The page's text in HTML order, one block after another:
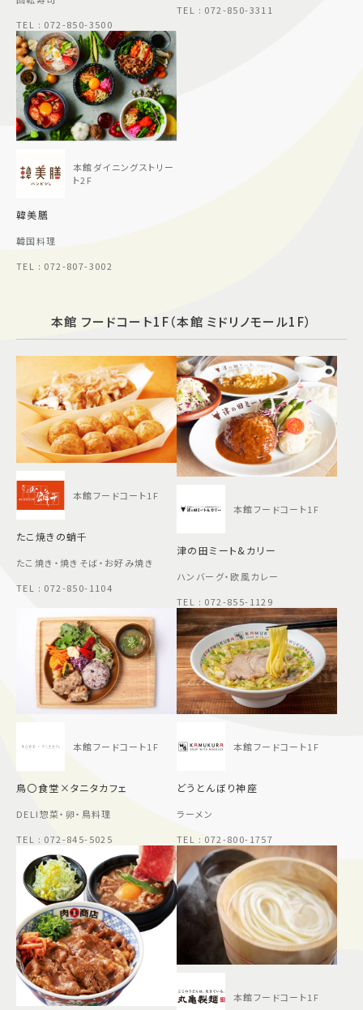
TEL : 072-850-3500
TEL : 072-850-3311
本館ダイニングストリー
ト2F
韓美膳
韓国料理
TEL : 072-807-3002
本館 フードコート1F（本館 ミドリノモール1F）
本館フードコート1F
たこ焼きの蛸千
たこ焼き・焼きそば・お好み焼き
TEL : 072-850-1104
本館フードコート1F
津の田ミート&カリー
ハンバーグ・欧風カレー
TEL : 072-855-1129
本館フードコート1F
鳥〇食堂×タニタカフェ
DELI惣菜・卵・鳥料理
TEL : 072-845-5025
本館フードコート1F
どうとんぼり神座
ラーメン
TEL : 072-800-1757
本館フードコート1F